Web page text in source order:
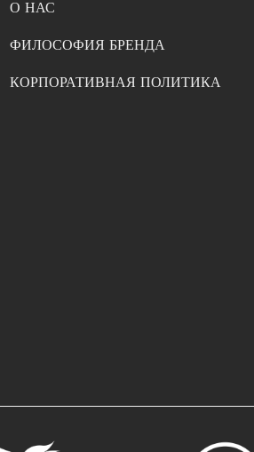
О НАС
ФИЛОСОФИЯ БРЕНДА
КОРПОРАТИВНАЯ ПОЛИТИКА